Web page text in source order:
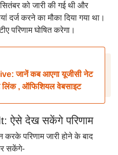
को जारी की गई थी और
दर्ज करने का मौका दिया गया था।
परिणाम घोषित करेगा।
जानें कब आएगा यूजीसी नेट
, ऑफिशियल वेबसाइट
ऐसे देख सकेंगे परिणाम
करके परिणाम जारी होने के बाद
सकेंगे-